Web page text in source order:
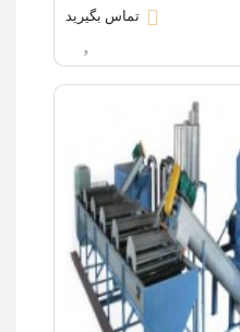
تماس بگیرید